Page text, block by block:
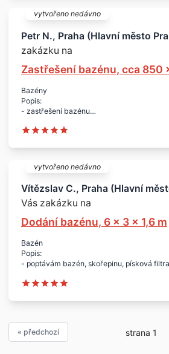
Lokalita:
- Praha
vytvořeno nedávno
Petr N., Praha (Hlavní město
zakázku na
Zastřešení bazénu, cca 850
Bazény
Popis:
- zastřešení bazénu
- cca 850 x 400 x 150 cm
Termín:
- co nejdříve
vytvořeno nedávno
Vítězslav C., Praha (Hlavní
Vás zakázku na
Dodání bazénu, 6 x 3 x 1,6 m
Bazén
Popis:
- poptávám bazén, skořepinu, písková
- 6 x 3 x 1,6 m
- říjen-listopad 2017
Doplňující informace:
« předchozí strana 1